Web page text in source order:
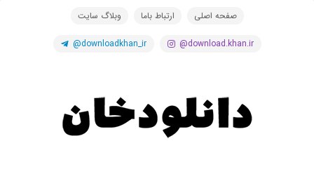
صفحه اصلی ارتباط باما وبلاگ سایت
@download.khan.ir
@downloadkhan_ir